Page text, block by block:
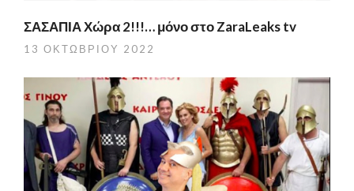
ΣΑΣΑΠΙΑ Χώρα 2!!!… μόνο στο ZaraLeaks tv
13 ΟΚΤΩΒΡΊΟΥ 2022